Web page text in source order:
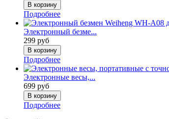
Подробнее
Электронный безме...
299 руб
Подробнее
Электронные весы,...
699 руб
Подробнее